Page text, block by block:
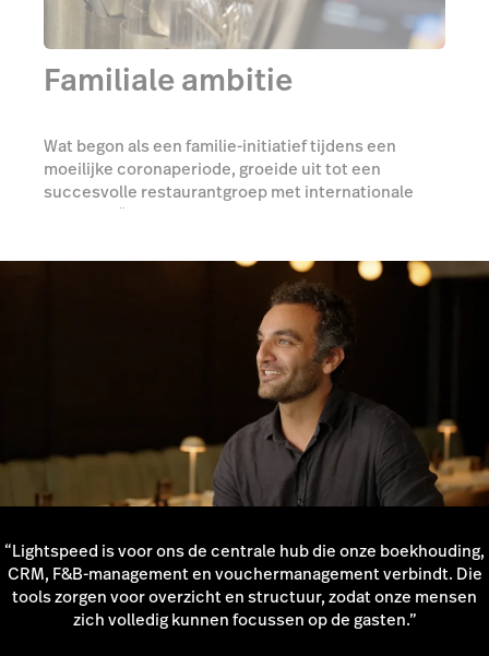
Familiale ambitie
Wat begon als een familie-initiatief tijdens een
moeilijke coronaperiode, groeide uit tot een
succesvolle restaurantgroep met internationale
ambities. “Onze drijfveer is om Kurkumama te laten
bouwen van bruggen tussen culturen,” besluit
“Lightspeed is voor ons de centrale hub die onze boekhouding,
CRM, F&B-management en vouchermanagement verbindt. Die
tools zorgen voor overzicht en structuur, zodat onze mensen
zich volledig kunnen focussen op de gasten.”